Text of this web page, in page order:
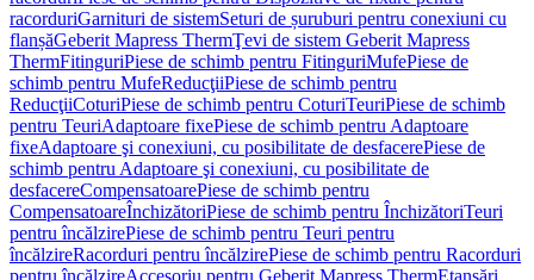
racorduriGarnituri de sistemSeturi de șuruburi pentru conexiuni cu
flanșăGeberit Mapress ThermŢevi de sistem Geberit Mapress
ThermFitinguriPiese de schimb pentru FitinguriMufePiese de
schimb pentru MufeReducţiiPiese de schimb pentru
ReducţiiCoturiPiese de schimb pentru CoturiTeuriPiese de schimb
pentru TeuriAdaptoare fixePiese de schimb pentru Adaptoare
fixeAdaptoare şi conexiuni, cu posibilitate de desfacerePiese de
schimb pentru Adaptoare şi conexiuni, cu posibilitate de
desfacereCompensatoarePiese de schimb pentru
CompensatoareÎnchizătoriPiese de schimb pentru ÎnchizătoriTeuri
pentru încălzirePiese de schimb pentru Teuri pentru
încălzireRacorduri pentru încălzirePiese de schimb pentru Racorduri
pentru încălzireAccesoriu pentru Geberit Mapress ThermEtanşări